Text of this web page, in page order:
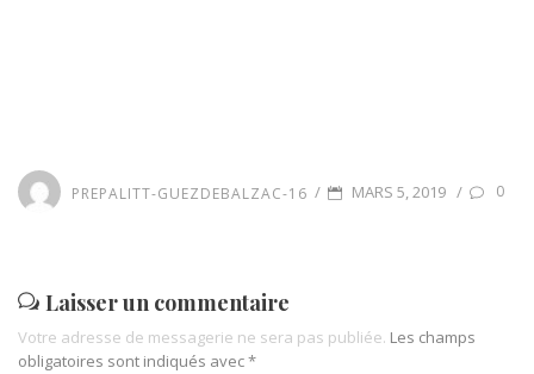
PREPALITT-GUEZDEBALZAC-16 / P
E
MARS 5, 2019 / 0
Laisser un commentaire
Votre adresse de messagerie ne sera pas publiée. Les champs
obligatoires sont indiqués avec*